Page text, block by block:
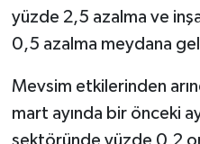
yüzde 2,5 azalma ve
0,5 azalma meydana
Mevsim etkilerinden
mart ayında bir önceki
sektöründe yüzde 0,2